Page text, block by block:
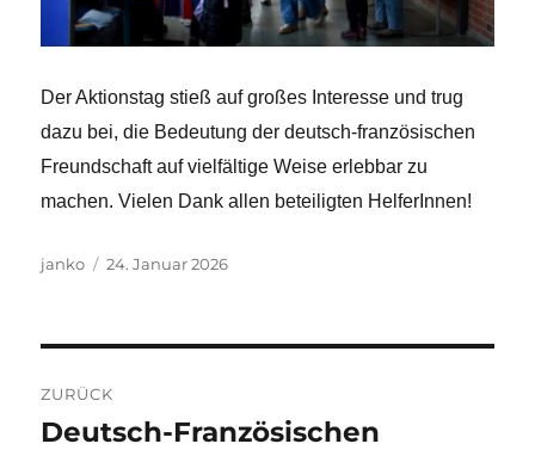
Der Aktionstag stieß auf großes Interesse und trug
dazu bei, die Bedeutung der deutsch-französischen
Freundschaft auf vielfältige Weise erlebbar zu
machen. Vielen Dank allen beteiligten HelferInnen!
Autor
janko
Veröffentlicht
24. Januar 2026
ZURÜCK
Vorheriger
Deutsch-Französischen